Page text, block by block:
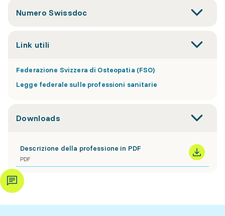
Numero Swissdoc
Link utili
Federazione Svizzera di Osteopatia (FSO)
Legge federale sulle professioni sanitarie
Downloads
Descrizione della professione in PDF
PDF